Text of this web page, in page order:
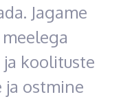
Jagame
koolituste
ja ostmine